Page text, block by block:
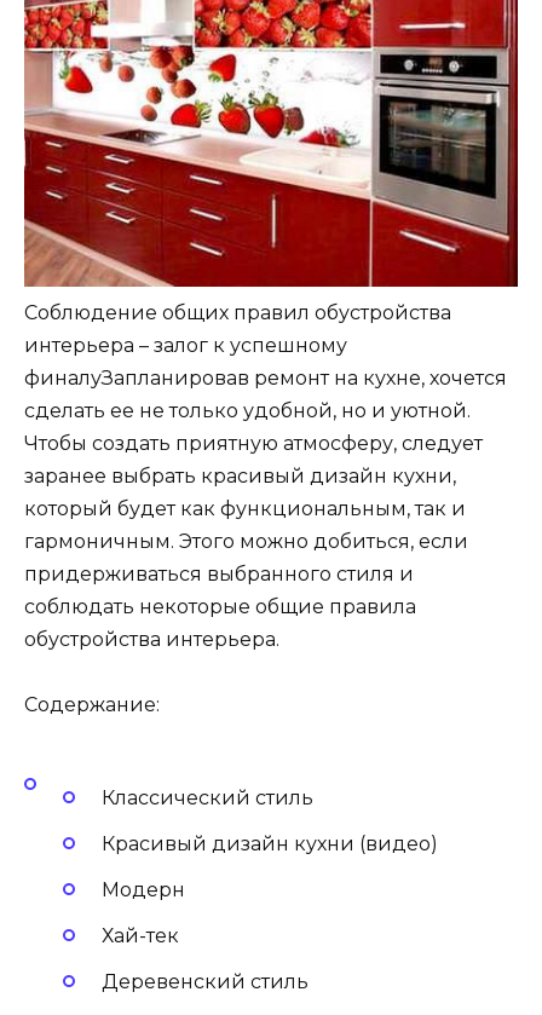
Соблюдение общих правил обустройства
интерьера – залог к успешному
финалуЗапланировав ремонт на кухне, хочется
сделать ее не только удобной, но и уютной.
Чтобы создать приятную атмосферу, следует
заранее выбрать красивый дизайн кухни,
который будет как функциональным, так и
гармоничным. Этого можно добиться, если
придерживаться выбранного стиля и
соблюдать некоторые общие правила
обустройства интерьера.
Содержание:
Классический стиль
Красивый дизайн кухни (видео)
Модерн
Хай-тек
Деревенский стиль